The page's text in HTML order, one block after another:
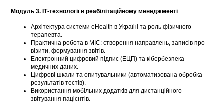
Модуль 3. ІТ-технології в реабілітаційному менеджменті
Архітектура системи eHealth в Україні та роль фізичного
терапевта.
Практична робота в МІС: створення направлень, записів про
візити, формування звітів.
Електронний цифровий підпис (ЕЦП) та кібербезпека
медичних даних.
Цифрові шкали та опитувальники (автоматизована обробка
результатів тестів).
Використання мобільних додатків для дистанційного
звітування пацієнтів.